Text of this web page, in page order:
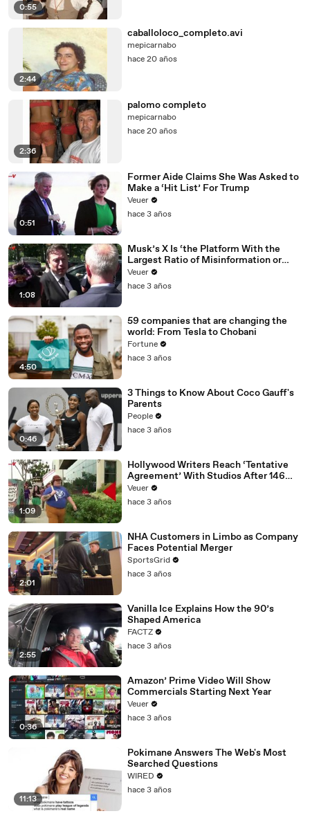
0:55
2:44
caballoloco_completo.avi
mepicarnabo
hace 20 años
2:36
palomo completo
mepicarnabo
hace 20 años
0:51
Former Aide Claims She Was Asked to
Make a ‘Hit List’ For Trump
Veuer
hace 3 años
1:08
Musk’s X Is ‘the Platform With the
Largest Ratio of Misinformation or
Disinformation’ Amongst All Social
Media Platforms
Veuer
hace 3 años
4:50
59 companies that are changing the
world: From Tesla to Chobani
Fortune
hace 3 años
0:46
3 Things to Know About Coco Gauff's
Parents
People
hace 3 años
1:09
Hollywood Writers Reach ‘Tentative
Agreement’ With Studios After 146
Day Strike
Veuer
hace 3 años
2:01
NHA Customers in Limbo as Company
Faces Potential Merger
SportsGrid
hace 3 años
2:55
Vanilla Ice Explains How the 90’s
Shaped America
FACTZ
hace 3 años
0:36
Amazon’ Prime Video Will Show
Commercials Starting Next Year
Veuer
hace 3 años
11:13
Pokimane Answers The Web's Most
Searched Questions
WIRED
hace 3 años